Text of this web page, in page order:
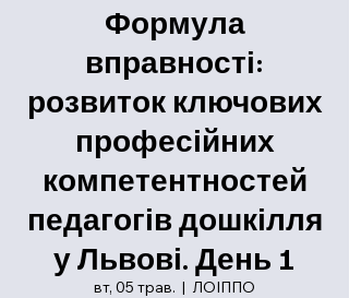
Формула
вправності:
розвиток ключових
професійних
компетентностей
педагогів дошкілля
у Львові. День 1
вт, 05 трав.
  |
ЛОІППО